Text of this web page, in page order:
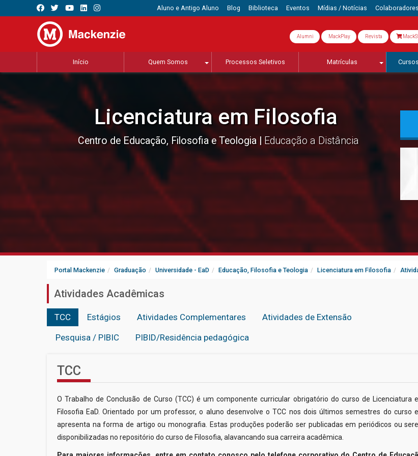
Aluno e Antigo Aluno Blog Biblioteca Eventos Mídias / Notícias Colaboradores
Alumni MackPlay Revista
Início Quem Somos Processos Seletivos Matrículas
Licenciatura em Filosofia
Centro de Educação, Filosofia e Teologia Educação a Distância
Portal Mackenzie Graduação Universidade - EaD Educação, Filosofia e Teologia Licenciatura em Filosofia
Atividades Acadêmicas
TCC Estágios Atividades Complementares
Atividades de Extensão
Pesquisa / PIBIC
PIBID/Residência pedagógica
TCC
O Trabalho de Conclusão de Curso (TCC) é um componente curricular obrigatório do curso de Licenciatura
Filosofia EaD. Orientado por um professor, o aluno desenvolve o TCC nos dois últimos semestres do curso
apresenta na forma de artigo ou monografia. Estas produções poderão ser publicadas em periódicos ou
disponibilizadas no repositório do curso de Filosofia, alavancando sua carreira acadêmica.